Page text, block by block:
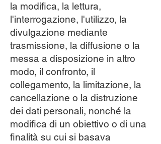
la modifica, la lettura,
l'interrogazione, l'utilizzo, la
divulgazione mediante
trasmissione, la diffusione o la
messa a disposizione in altro
modo, il confronto, il
collegamento, la limitazione, la
cancellazione o la distruzione
dei dati personali, nonché la
modifica di un obiettivo o di una
finalità su cui si basava